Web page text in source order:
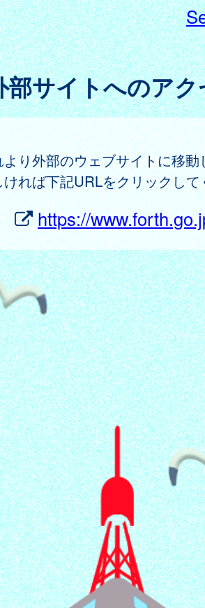
部サイトへのア
より外部のウェブサイトに移動
ければ下記URLをクリックし
https://